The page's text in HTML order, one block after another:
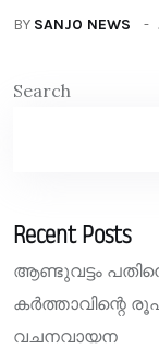
BY SANJO NEWS
Search
Recent Posts
ആണ്ടുവട്ടം
കർത്താവിന്റെ
വചനവായന